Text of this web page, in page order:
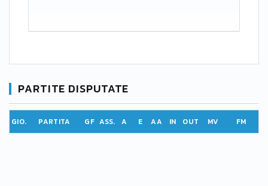
PARTITE DISPUTATE
GIO. PARTITA GF ASS. A E AA IN OUT MV FM